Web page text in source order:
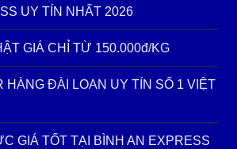
UY TÍN NHẤT 2026
GIÁ CHỈ TỪ 150.000đ/KG
HÀNG ĐÀI LOAN UY TÍN SỐ 1 VIỆT
GIÁ TỐT TẠI BÌNH AN EXPRESS